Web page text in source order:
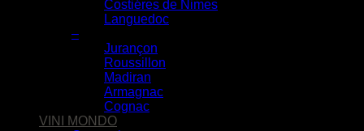
Costiéres de Nimes
Languedoc
–
Jurançon
Roussillon
Madiran
Armagnac
Cognac
VINI MONDO